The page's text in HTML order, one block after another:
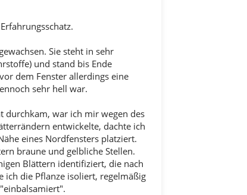
Sie steht in sehr
und stand bis Ende
dem Fenster allerdings eine
sehr hell war.
durchkam, war ich mir wegen des
entwickelte, dachte ich
eines Nordfensters platziert.
braune und gelbliche Stellen.
Blättern identifiziert, die nach
ich die Pflanze isoliert, regelmäßig